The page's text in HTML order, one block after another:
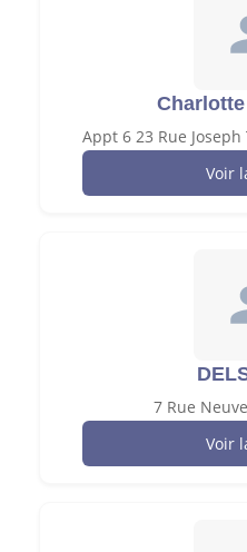
Charlotte
Appt 6 23 Rue
Voir
7 Rue
Voir